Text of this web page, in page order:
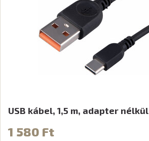
USB kábel, 1,5 m, adapter nélkül
1 580 Ft